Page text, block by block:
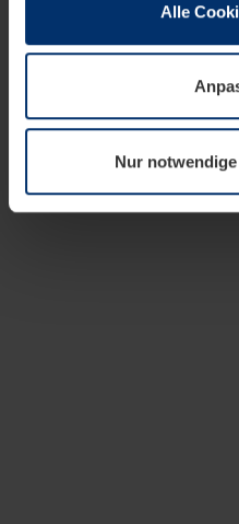
wenn diese für den Betrieb
notwendig sind. Für alle
wir Ihre Erlaubnis. Ihre
Datenschutzerklärung
widerrufen.
Alle
Nur